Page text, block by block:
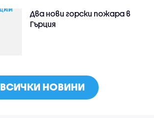
Два нови горски пожара в
Гърция
ВСИЧКИ НОВИНИ